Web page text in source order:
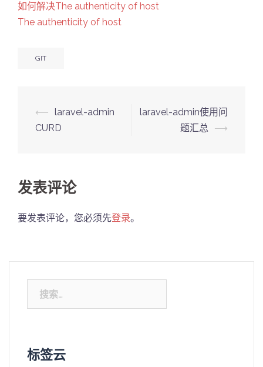
如何解决The authenticity of host
The authenticity of host
GIT
Post
navigation
⟵ laravel-admin
CURD
laravel-admin使用问
题汇总
⟶
发表评论
要发表评论，您必须先登录。
索：
标签云